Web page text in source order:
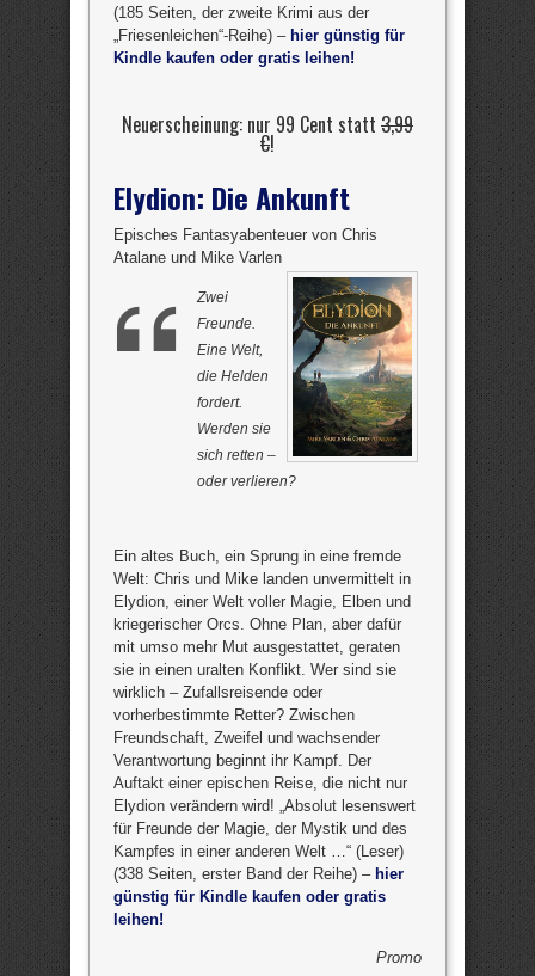
(185 Seiten, der zweite Krimi aus der
„Friesenleichen“-Reihe) – hier günstig für
Kindle kaufen oder gratis leihen!
Neuerscheinung: nur 99 Cent statt 3,99
€!
Elydion: Die Ankunft
Episches Fantasyabenteuer von Chris
Atalane und Mike Varlen
Zwei
Freunde.
Eine Welt,
die Helden
fordert.
Werden sie
sich retten –
oder verlieren?
Ein altes Buch, ein Sprung in eine fremde
Welt: Chris und Mike landen unvermittelt in
Elydion, einer Welt voller Magie, Elben und
kriegerischer Orcs. Ohne Plan, aber dafür
mit umso mehr Mut ausgestattet, geraten
sie in einen uralten Konflikt. Wer sind sie
wirklich – Zufallsreisende oder
vorherbestimmte Retter? Zwischen
Freundschaft, Zweifel und wachsender
Verantwortung beginnt ihr Kampf. Der
Auftakt einer epischen Reise, die nicht nur
Elydion verändern wird! „Absolut lesenswert
für Freunde der Magie, der Mystik und des
Kampfes in einer anderen Welt …“ (Leser)
(338 Seiten, erster Band der Reihe) – hier
günstig für Kindle kaufen oder gratis
leihen!
Promo